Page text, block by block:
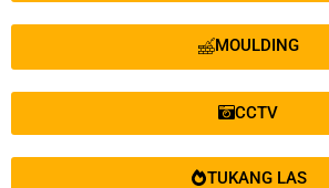
MOULDING
CCTV
TUKANG LAS